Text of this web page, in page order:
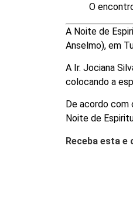
O
A Noite de
Anselmo), em
A Ir. Jociana
colocando a
De acordo com
Noite de
Receba esta